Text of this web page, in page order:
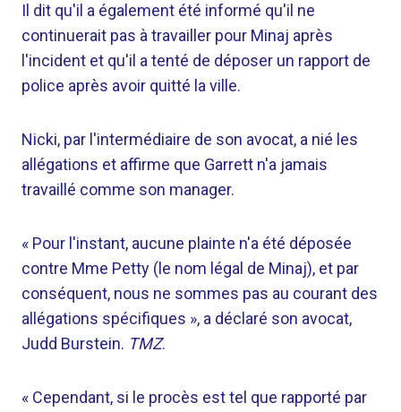
Il dit qu'il a également été informé qu'il ne
continuerait pas à travailler pour Minaj après
l'incident et qu'il a tenté de déposer un rapport de
police après avoir quitté la ville.
Nicki, par l'intermédiaire de son avocat, a nié les
allégations et affirme que Garrett n'a jamais
travaillé comme son manager.
« Pour l'instant, aucune plainte n'a été déposée
contre Mme Petty (le nom légal de Minaj), et par
conséquent, nous ne sommes pas au courant des
allégations spécifiques », a déclaré son avocat,
Judd Burstein. TMZ.
« Cependant, si le procès est tel que rapporté par